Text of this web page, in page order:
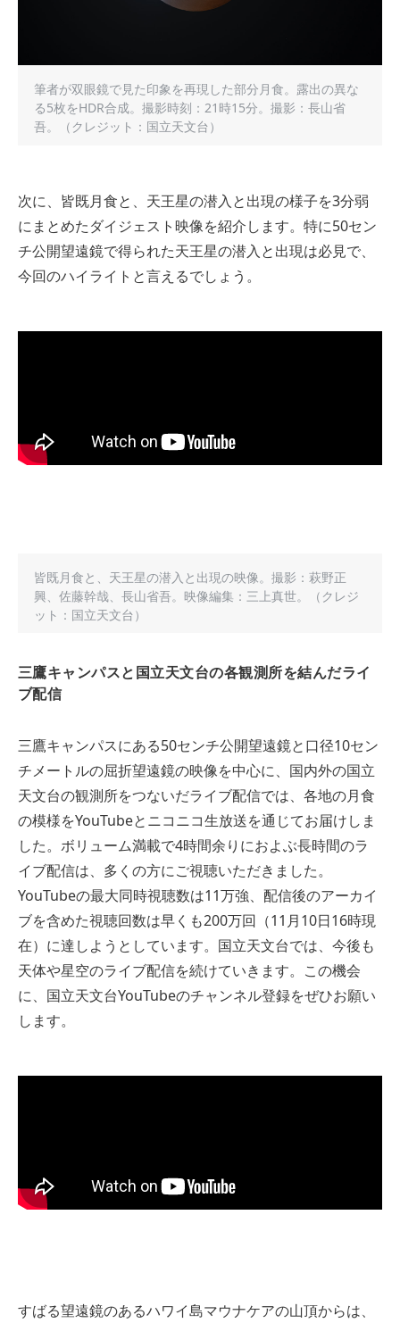
筆者が双眼鏡で見た印象を再現した部分月食。露出の異な
る5枚をHDR合成。撮影時刻：21時15分。撮影：長山省
吾。（クレジット：国立天文台）
次に、皆既月食と、天王星の潜入と出現の様子を3分弱
にまとめたダイジェスト映像を紹介します。特に50セン
チ公開望遠鏡で得られた天王星の潜入と出現は必見で、
今回のハイライトと言えるでしょう。
皆既月食と、天王星の潜入と出現の映像。撮影：萩野正
興、佐藤幹哉、長山省吾。映像編集：三上真世。（クレジ
ット：国立天文台）
三鷹キャンパスと国立天文台の各観測所を結んだライ
ブ配信
三鷹キャンパスにある50センチ公開望遠鏡と口径10セン
チメートルの屈折望遠鏡の映像を中心に、国内外の国立
天文台の観測所をつないだライブ配信では、各地の月食
の模様をYouTubeとニコニコ生放送を通じてお届けしま
した。ボリューム満載で4時間余りにおよぶ長時間のラ
イブ配信は、多くの方にご視聴いただきました。
YouTubeの最大同時視聴数は11万強、配信後のアーカイ
ブを含めた視聴回数は早くも200万回（11月10日16時現
在）に達しようとしています。国立天文台では、今後も
天体や星空のライブ配信を続けていきます。この機会
に、国立天文台YouTubeのチャンネル登録をぜひお願い
します。
すばる望遠鏡のあるハワイ島マウナケアの山頂からは、